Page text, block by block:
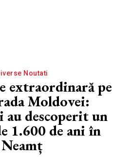
Noutati
extraordinară pe
Moldovei:
descoperit un
1.600 de ani în
Neamț